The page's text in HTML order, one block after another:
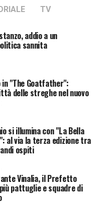
TV
addio a un
sannita
in "The Goatfather":
delle streghe nel nuovo
si illumina con "La Bella
al via la terza edizione tra
ospiti
Vinalia, il Prefetto
pattuglie e squadre di